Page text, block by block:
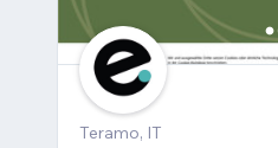
Teramo, IT